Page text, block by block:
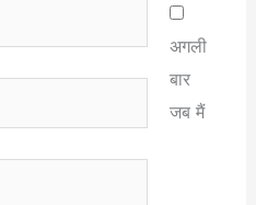
अगली
बार
जब मैं